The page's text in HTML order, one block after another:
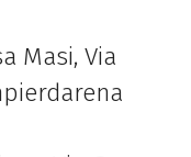
Masi, Via